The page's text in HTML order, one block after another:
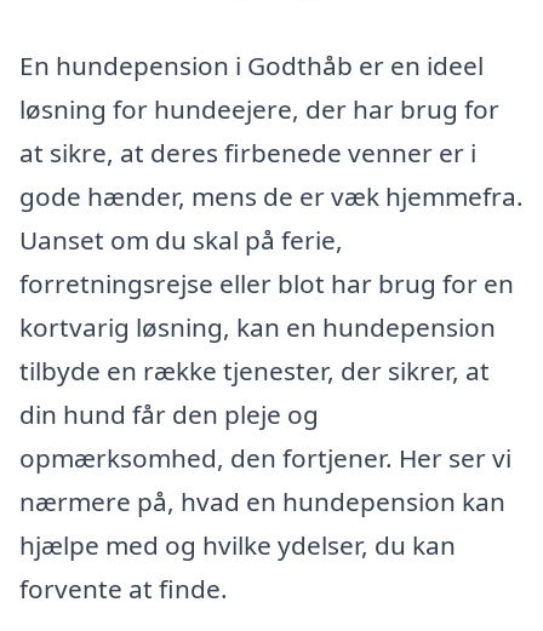
En hundepension i Godthåb er en ideel
løsning for hundeejere, der har brug for
at sikre, at deres firbenede venner er i
gode hænder, mens de er væk hjemmefra.
Uanset om du skal på ferie,
forretningsrejse eller blot har brug for en
kortvarig løsning, kan en hundepension
tilbyde en række tjenester, der sikrer, at
din hund får den pleje og
opmærksomhed, den fortjener. Her ser vi
nærmere på, hvad en hundepension kan
hjælpe med og hvilke ydelser, du kan
forvente at finde.